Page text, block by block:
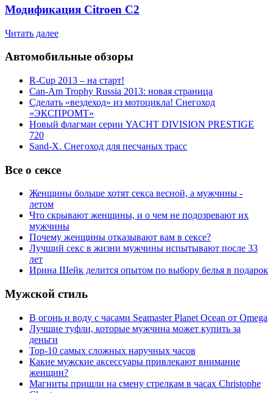
Модификация Citroen С2
Читать далее
Автомобильные обзоры
R-Cup 2013 – на старт!
Can-Am Trophy Russia 2013: новая страница
Сделать «вездеход» из мотоцикла! Снегоход
«ЭКСПРОМТ»
Новый флагман серии YACHT DIVISION PRESTIGE
720
Sand-X. Снегоход для песчаных трасс
Все о сексе
Женщины больше хотят секса весной, а мужчины -
летом
Что скрывают женщины, и о чем не подозревают их
мужчины
Почему женщины отказывают вам в сексе?
Лучший секс в жизни мужчины испытывают после 33
лет
Ирина Шейк делится опытом по выбору белья в подарок
Мужской стиль
В огонь и воду с часами Seamaster Planet Ocean от Omega
Лучшие туфли, которые мужчина может купить за
деньги
Top-10 самых сложных наручных часов
Какие мужские аксессуары привлекают внимание
женщин?
Магниты пришли на смену стрелкам в часах Christophe